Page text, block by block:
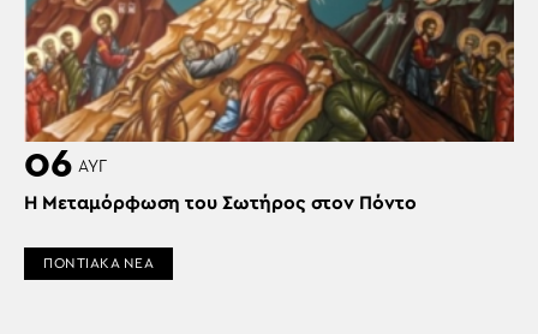
06 ΑΥΓ
Η Μεταμόρφωση του Σωτήρος στον Πόντο
ΠΟΝΤΙΑΚΑ ΝΕΑ